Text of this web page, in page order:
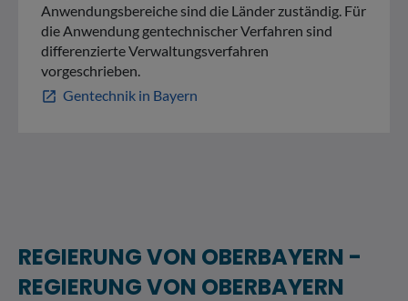
Anwendungsbereiche sind die Länder zuständig. Für
die Anwendung gentechnischer Verfahren sind
differenzierte Verwaltungsverfahren
vorgeschrieben.
open_in_new Gentechnik in Bayern